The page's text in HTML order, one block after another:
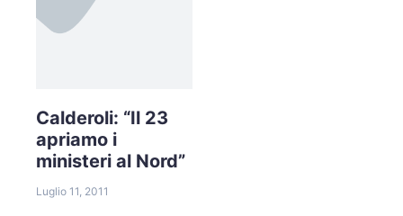
Calderoli: “Il 23
apriamo i
ministeri al Nord”
Luglio 11, 2011